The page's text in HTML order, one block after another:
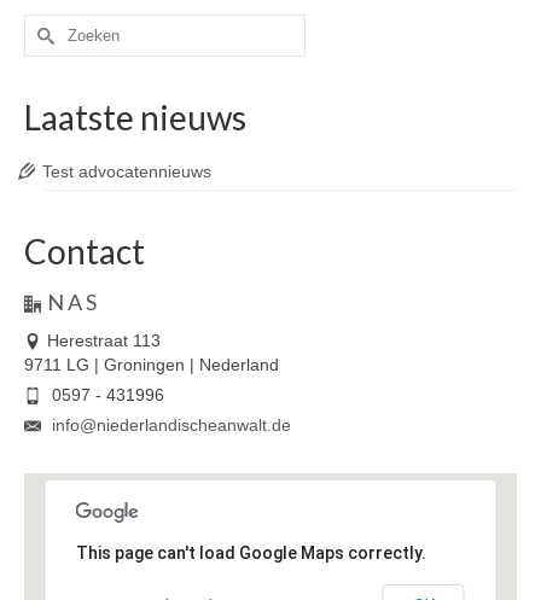
Laatste nieuws
Test advocatennieuws
Contact
N A S
Herestraat 113
9711 LG | Groningen | Nederland
0597 - 431996
info@niederlandischeanwalt.de
This page can't load Google Maps correctly.